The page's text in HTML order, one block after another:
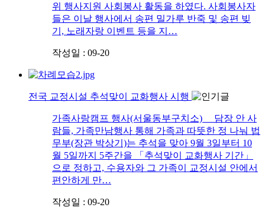
위 행사지원 사회봉사 활동을 하였다. 사회봉사자
들은 이날 행사에서 송편 밀가루 반죽 및 송편 빚
기, 노래자랑 이벤트 등을 지…
작성일 : 09-20
전국 교정시설 추석맞이 교화행사 시행
가족사랑캠프 행사(서울동부구치소) 담장 안 사
람들, 가족만남행사 통해 가족과 따뜻한 정 나눠 법
무부(장관 박상기)는 추석을 맞아 9월 3일부터 10
월 5일까지 5주간을 「추석맞이 교화행사 기간」
으로 정하고, 수용자와 그 가족이 교정시설 안에서
편안하게 만…
작성일 : 09-20